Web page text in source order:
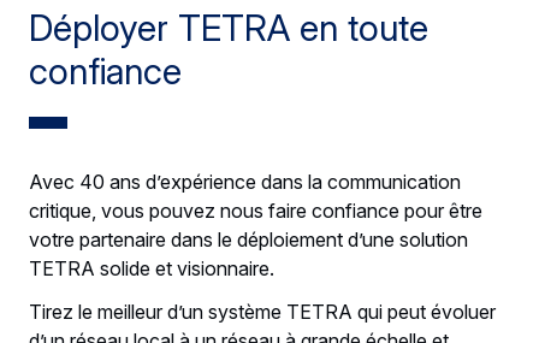
Déployer TETRA en toute
confiance
Avec 40 ans d’expérience dans la communication
critique, vous pouvez nous faire confiance pour être
votre partenaire dans le déploiement d’une solution
TETRA solide et visionnaire.
Tirez le meilleur d’un système TETRA qui peut évoluer